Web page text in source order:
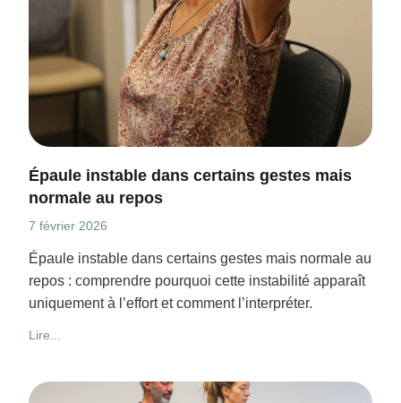
Épaule instable dans certains gestes mais
normale au repos
7 février 2026
Épaule instable dans certains gestes mais normale au
repos : comprendre pourquoi cette instabilité apparaît
uniquement à l’effort et comment l’interpréter.
Lire...